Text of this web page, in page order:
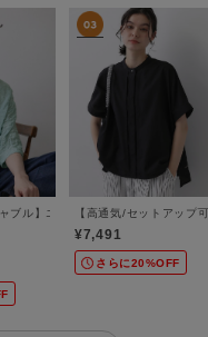
ブル】エアリーシアー 5分袖プルオ
【高通気/セットアップ
¥7,491
さらに20%OFF